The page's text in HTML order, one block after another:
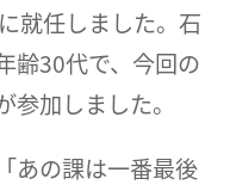
就任しました。石
齢30代で、今回の
加しました。
あの課は一番最後